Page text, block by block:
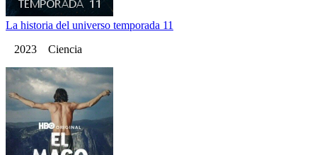
La historia del universo temporada 11
2023 Ciencia